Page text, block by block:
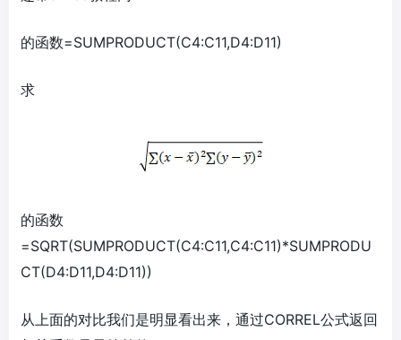
的函数=SUMPRODUCT(C4:C11,D4:D11)
求
的函数
=SQRT(SUMPRODUCT(C4:C11,C4:C11)*SUMPRODU
CT(D4:D11,D4:D11))
从上面的对比我们是明显看出来，通过CORREL公式返回